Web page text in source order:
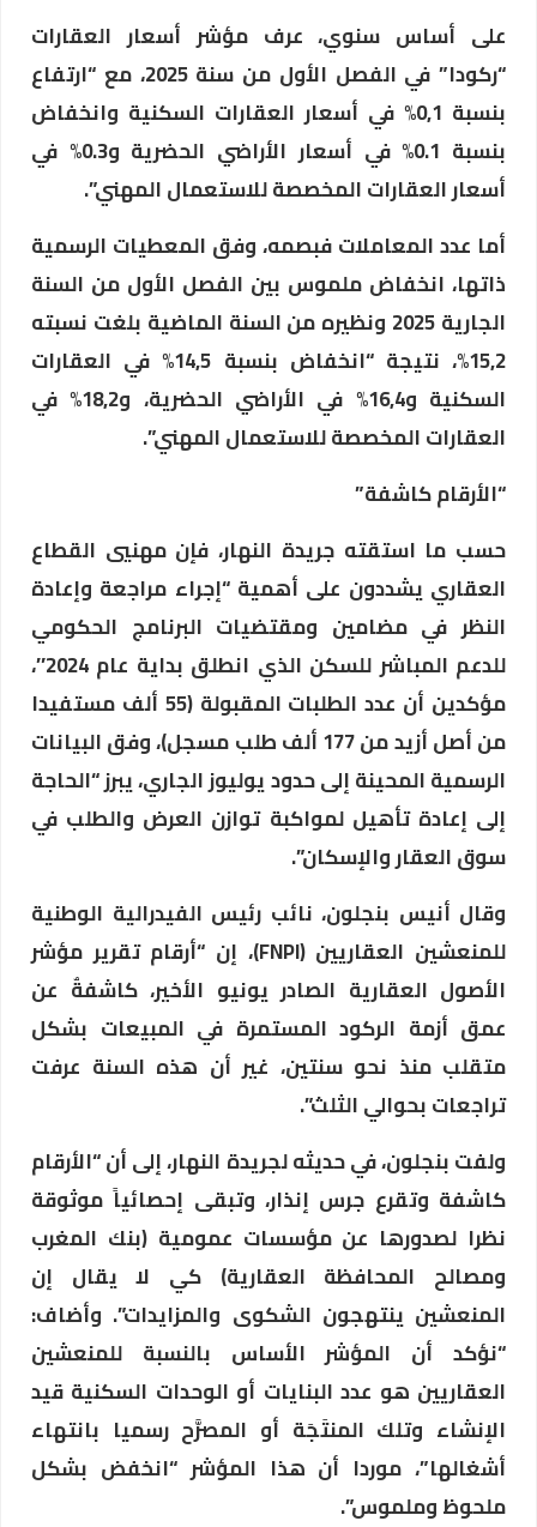
على أساس سنوي، عرف مؤشر أسعار العقارات
“ركودا” في الفصل الأول من سنة 2025، مع “ارتفاع
بنسبة 0,1% في أسعار العقارات السكنية وانخفاض
بنسبة 0.1% في أسعار الأراضي الحضرية و0.3% في
أسعار العقارات المخصصة للاستعمال المهني”.
أما عدد المعاملات فبصمه، وفق المعطيات الرسمية
ذاتها، انخفاض ملموس بين الفصل الأول من السنة
الجارية 2025 ونظيره من السنة الماضية بلغت نسبته
15,2%، نتيجة “انخفاض بنسبة 14,5% في العقارات
السكنية و16,4% في الأراضي الحضرية، و18,2% في
العقارات المخصصة للاستعمال المهني”.
“الأرقام كاشفة”
حسب ما استقته جريدة النهار، فإن مهنيي القطاع
العقاري يشددون على أهمية “إجراء مراجعة وإعادة
النظر في مضامين ومقتضيات البرنامج الحكومي
للدعم المباشر للسكن الذي انطلق بداية عام 2024″،
مؤكدين أن عدد الطلبات المقبولة (55 ألف مستفيدا
من أصل أزيد من 177 ألف طلب مسجل)، وفق البيانات
الرسمية المحينة إلى حدود يوليوز الجاري، يبرز “الحاجة
إلى إعادة تأهيل لمواكبة توازن العرض والطلب في
سوق العقار والإسكان”.
وقال أنيس بنجلون، نائب رئيس الفيدرالية الوطنية
للمنعشين العقاريين (FNPI)، إن “أرقام تقرير مؤشر
الأصول العقارية الصادر يونيو الأخير، كاشفةٌ عن
عمق أزمة الركود المستمرة في المبيعات بشكل
متقلب منذ نحو سنتين، غير أن هذه السنة عرفت
تراجعات بحوالي الثلث”.
ولفت بنجلون، في حديثه لجريدة النهار، إلى أن “الأرقام
كاشفة وتقرع جرس إنذار، وتبقى إحصائياً موثوقة
نظرا لصدورها عن مؤسسات عمومية (بنك المغرب
ومصالح المحافظة العقارية) كي لا يقال إن
المنعشين ينتهجون الشكوى والمزايدات”. وأضاف:
“نؤكد أن المؤشر الأساس بالنسبة للمنعشين
العقاريين هو عدد البنايات أو الوحدات السكنية قيد
الإنشاء وتلك المنتَجَة أو المصرَّح رسميا بانتهاء
أشغالها”، موردا أن هذا المؤشر “انخفض بشكل
ملحوظ وملموس”.